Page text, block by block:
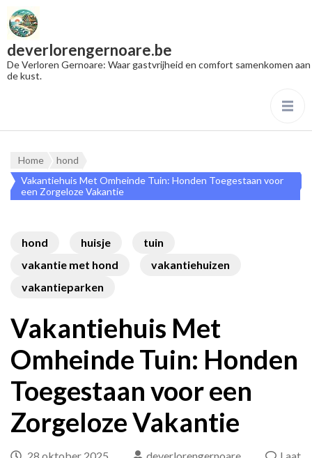
deverlorengernoare.be
De Verloren Gernoare: Waar gastvrijheid en comfort samenkomen aan
de kust.
Home
hond
Vakantiehuis Met Omheinde Tuin: Honden Toegestaan voor
een Zorgeloze Vakantie
hond huisje
tuin
vakantie met hond
vakantiehuizen
vakantieparken
Vakantiehuis Met
Omheinde Tuin: Honden
Toegestaan voor een
Zorgeloze Vakantie